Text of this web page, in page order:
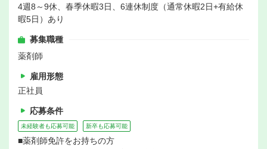
4週8～9休、春季休暇3日、6連休制度（通常休暇2日+有給休
暇5日）あり
募集職種
薬剤師
雇用形態
正社員
応募条件
未経験者も応募可能 新卒も応募可能
■薬剤師免許をお持ちの方